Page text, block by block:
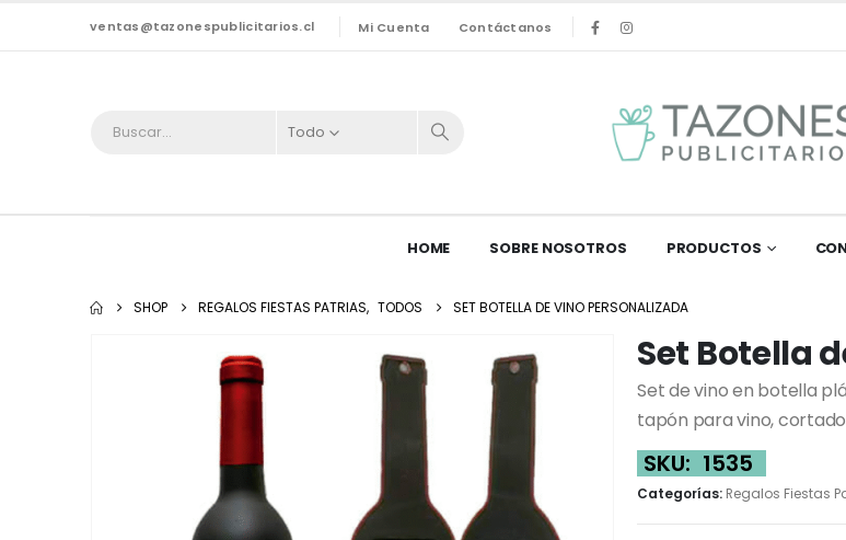
ventas@tazonespublicitarios.cl Mi Cuenta Contáctanos
Todo
HOME SOBRE NOSOTROS PRODUCTOS
SHOP REGALOS FIESTAS PATRIAS, TODOS SET BOTELLA DE VINO PERSONALIZADA
Set Botella
Set de vino en botella
tapón para vino,
SKU: 1535
Categorías: Regalos Fiestas